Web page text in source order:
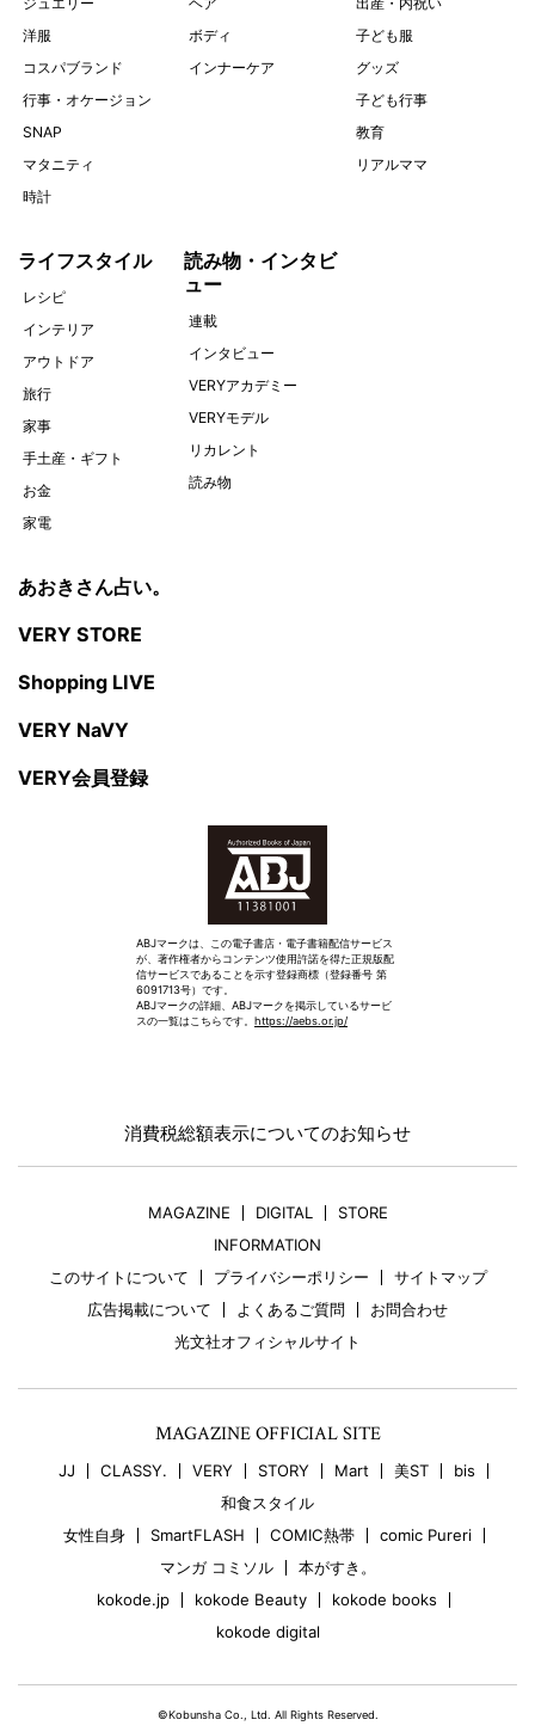
洋服
コスパブランド
行事・オケージョン
SNAP
マタニティ
時計
ボディ
インナーケア
子ども服
グッズ
子ども行事
教育
リアルママ
ライフスタイル
レシピ
インテリア
アウトドア
旅行
家事
手土産・ギフト
お金
家電
読み物・インタビ
ュー
連載
インタビュー
VERYアカデミー
VERYモデル
リカレント
読み物
あおきさん占い。
VERY STORE
Shopping LIVE
VERY NaVY
VERY会員登録
ABJマークは、この電子書店・電子書籍配信サービス
が、著作権者からコンテンツ使用許諾を得た正規版配
信サービスであることを示す登録商標（登録番号 第
6091713号）です。
ABJマークの詳細、ABJマークを掲示しているサービ
スの一覧はこちらです。 https://aebs.or.jp/
消費税総額表示についてのお知らせ
MAGAZINE DIGITAL
STORE
INFORMATION
このサイトについて
プライバシーポリシー
サイトマップ
広告掲載について
よくあるご質問
お問合わせ
光文社オフィシャルサイト
MAGAZINE OFFICIAL SITE
JJ CLASSY. VERY STORY Mart 美ST
bis
和食スタイル
女性自身
SmartFLASH COMIC熱帯
comic Pureri
マンガ コミソル
本がすき。
kokode.jp
kokode Beauty
kokode books
kokode digital
©Kobunsha Co., Ltd. All Rights Reserved.